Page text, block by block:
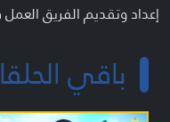
إعداد وتقديم الفريق العمل
باقي